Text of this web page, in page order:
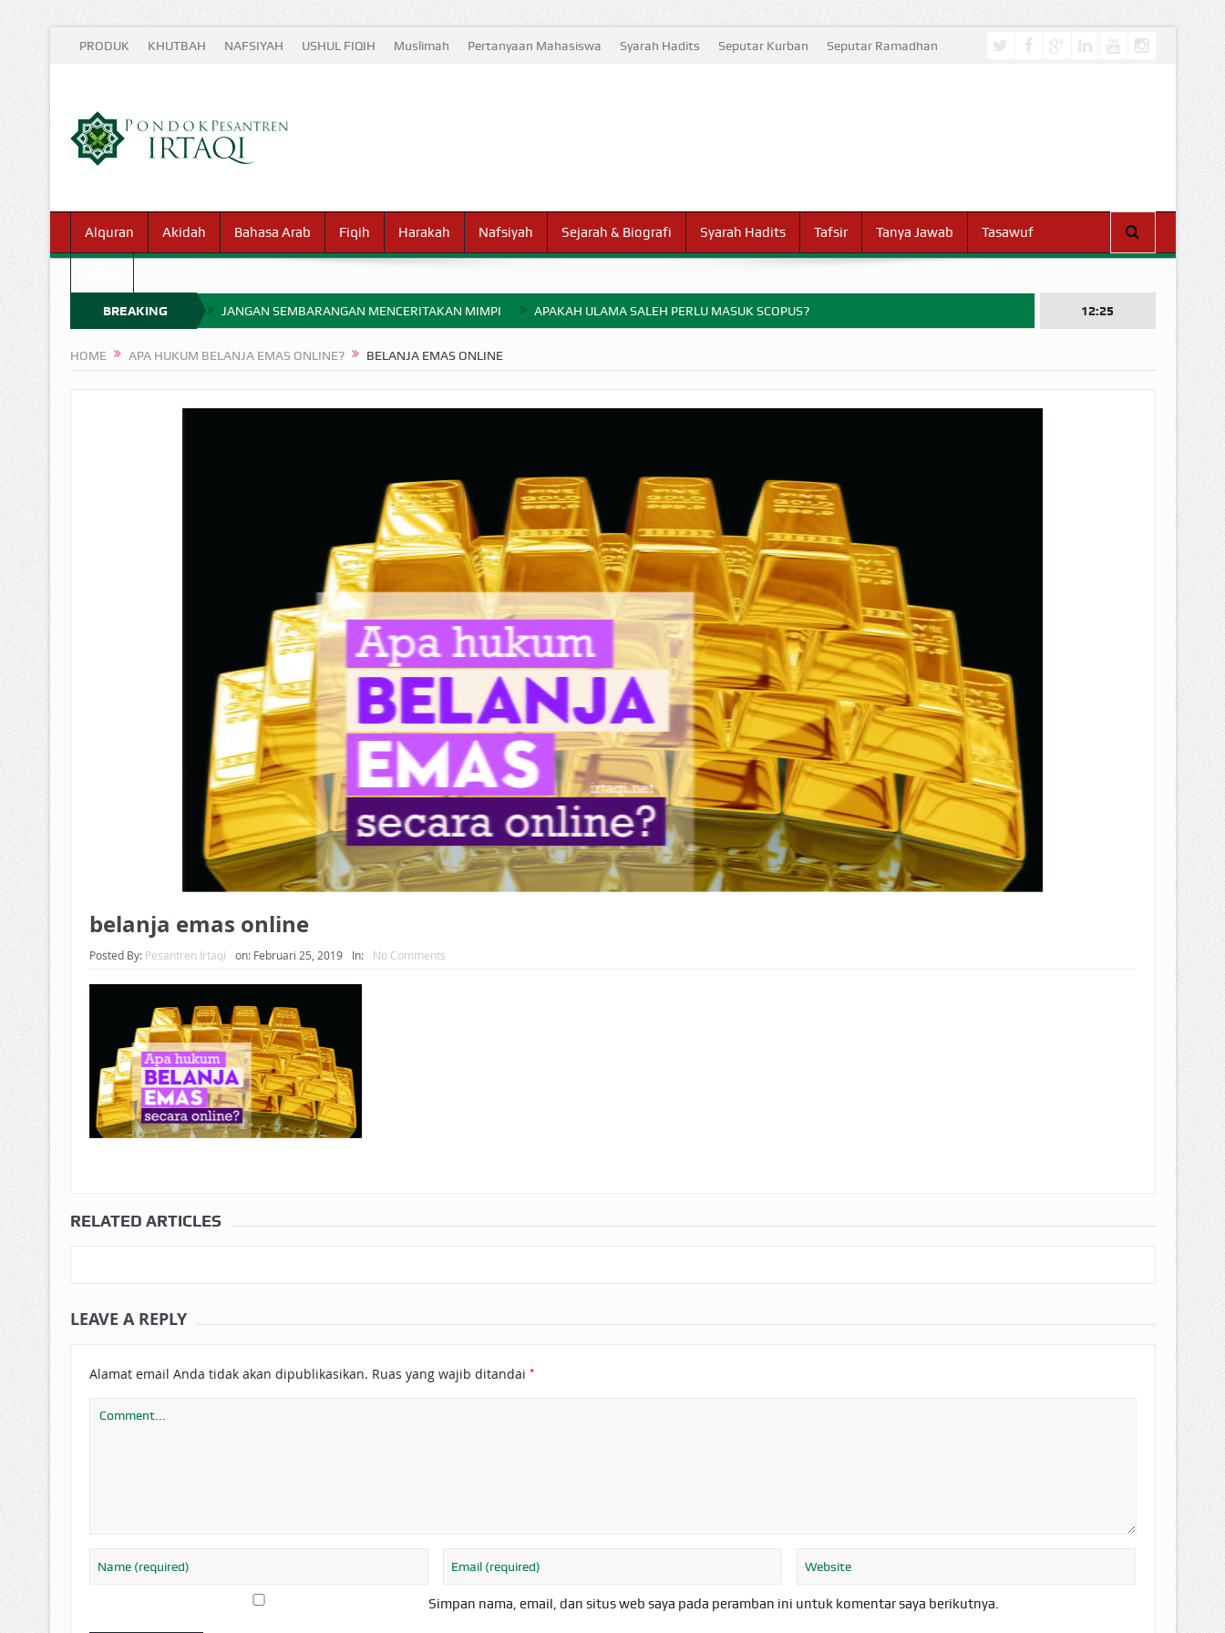
PRODUK KHUTBAH NAFSIYAH USHUL FIQIH Muslimah Pertanyaan Mahasiswa Syarah Hadits Seputar Kurban Seputar Ramadhan
Alquran Akidah Bahasa Arab Fiqih Harakah Nafsiyah Sejarah & Biografi Syarah Hadits Tafsir Tanya Jawab Tasawuf
BREAKING
NEWS
JANGAN SEMBARANGAN MENCERITAKAN MIMPI APAKAH ULAMA SALEH PERLU MASUK SCOPUS?
HUKUM MEMBAYAR ZAKAT KEPADA KERABAT SENDIRI
12:25
HOME APA HUKUM BELANJA EMAS ONLINE? BELANJA EMAS ONLINE
belanja emas online
Posted By: Pesantren Irtaqi on: Februari 25, 2019 In: No Comments
RELATED ARTICLES
LEAVE A REPLY
Alamat email Anda tidak akan dipublikasikan. Ruas yang wajib ditandai *
Simpan nama, email, dan situs web saya pada peramban ini untuk komentar saya berikutnya.